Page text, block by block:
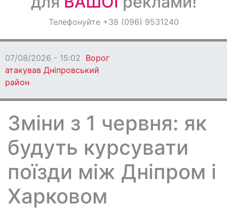
ОголошенняТелефонуйте +38 (096) 9531240
07/08/2026 - 15:02 Ворог
атакував Дніпровський
район
Зміни з 1 червня: як
будуть курсувати
поїзди між Дніпром і
Харковом